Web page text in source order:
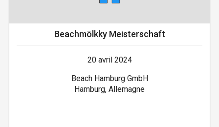
Beachmölkky Meisterschaft
20 avril 2024
Beach Hamburg GmbH
Hamburg, Allemagne